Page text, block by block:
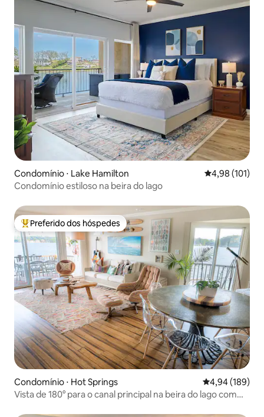
Condomínio ⋅ Lake Hamilton 4,98 de uma
4,98 (101)
Condomínio estiloso na beira do lago
Entre os melhores preferidos dos hóspedes
Preferido dos hóspedes
Condomínio ⋅ Hot Springs 4,94 de uma
4,94 (189)
Vista de 180° para o canal principal na beira do lago com